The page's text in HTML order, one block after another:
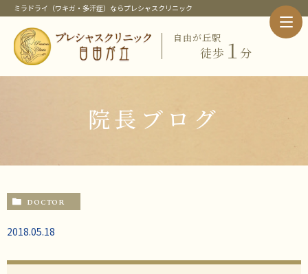
ミラドライ（ワキガ・多汗症）ならプレシャスクリニック
自由が丘駅
徒歩１ 分
ホーム
クリニック紹介
当クリニックの治療メニュー
すそわきが
子供のミラドライ
HIFU（ソノクイーン）
院長ブログ
DOCTOR
2018.05.18